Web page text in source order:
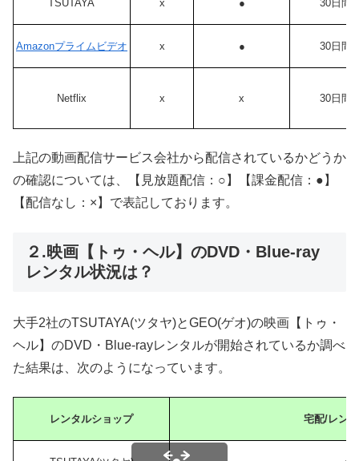
TSUTAYA x ● 30日間
Amazonプライムビデオ x ● 30日間
Netflix x x 30日間
上記の動画配信サービス会社から配信されているかどうか
の確認については、【見放題配信：○】【課金配信：●】
【配信なし：×】で表記しております。
２.映画【トゥ・ヘル】のDVD・Blue-ray
レンタル状況は？
大手2社のTSUTAYA(ツタヤ)とGEO(ゲオ)の映画【トゥ・
ヘル】のDVD・Blue-rayレンタルが開始されているか調べ
た結果は、次のようになっています。
レンタルショップ 宅配/レン